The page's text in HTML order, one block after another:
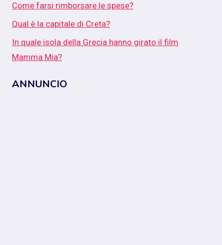
Come farsi rimborsare le spese?
Qual è la capitale di Creta?
In quale isola della Grecia hanno girato il film
Mamma Mia?
ANNUNCIO